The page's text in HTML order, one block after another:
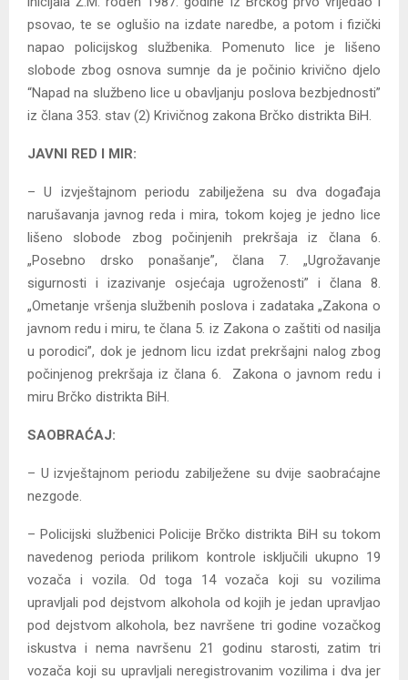
psovao, te se oglušio na izdate naredbe, a potom i fizički
napao policijskog službenika. Pomenuto lice je lišeno
slobode zbog osnova sumnje da je počinio krivično djelo
“Napad na službeno lice u obavljanju poslova bezbjednosti”
iz člana 353. stav (2) Krivičnog zakona Brčko distrikta BiH.
JAVNI RED I MIR:
– U izvještajnom periodu zabilježena su dva događaja
narušavanja javnog reda i mira, tokom kojeg je jedno lice
lišeno slobode zbog počinjenih prekršaja iz člana 6.
„Posebno drsko ponašanje”, člana 7. „Ugrožavanje
sigurnosti i izazivanje osjećaja ugroženosti” i člana 8.
„Ometanje vršenja službenih poslova i zadataka „Zakona o
javnom redu i miru, te člana 5. iz Zakona o zaštiti od nasilja
u porodici”, dok je jednom licu izdat prekršajni nalog zbog
počinjenog prekršaja iz člana 6. Zakona o javnom redu i
miru Brčko distrikta BiH.
SAOBRAĆAJ:
– U izvještajnom periodu zabilježene su dvije saobraćajne
nezgode.
– Policijski službenici Policije Brčko distrikta BiH su tokom
navedenog perioda prilikom kontrole isključili ukupno 19
vozača i vozila. Od toga 14 vozača koji su vozilima
upravljali pod dejstvom alkohola od kojih je jedan upravljao
pod dejstvom alkohola, bez navršene tri godine vozačkog
iskustva i nema navršenu 21 godinu starosti, zatim tri
vozača koji su upravljali neregistrovanim vozilima i dva jer